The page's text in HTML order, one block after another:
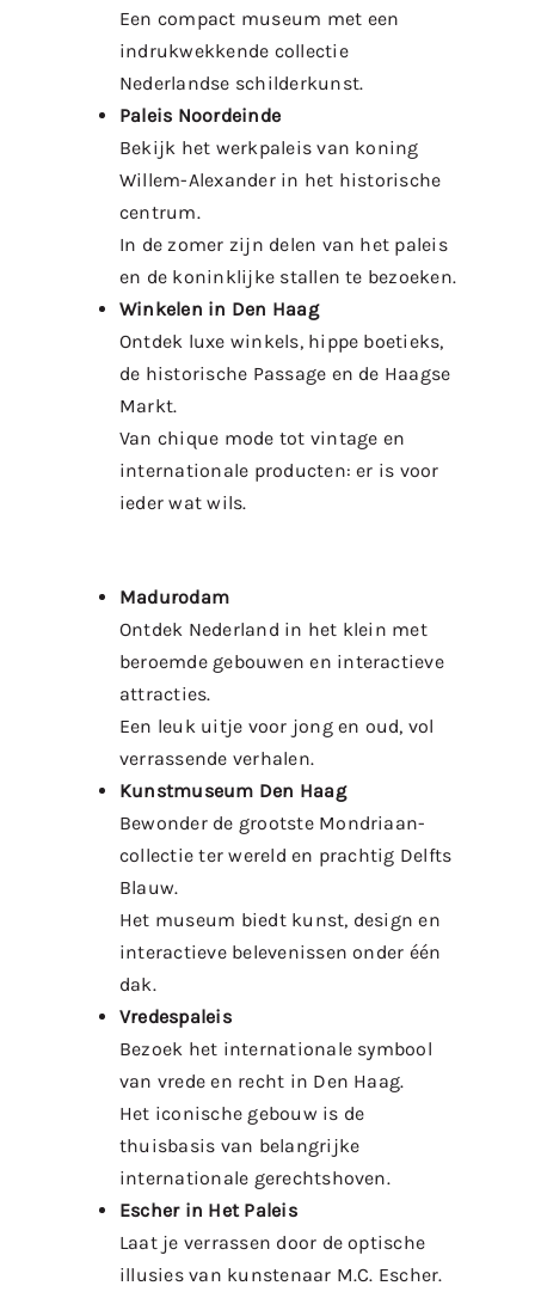
Een compact museum met een
indrukwekkende collectie
Nederlandse schilderkunst.
Paleis Noordeinde
Bekijk het werkpaleis van koning
Willem-Alexander in het historische
centrum.
In de zomer zijn delen van het paleis
en de koninklijke stallen te bezoeken.
Winkelen in Den Haag
Ontdek luxe winkels, hippe boetieks,
de historische Passage en de Haagse
Markt.
Van chique mode tot vintage en
internationale producten: er is voor
ieder wat wils.
Madurodam
Ontdek Nederland in het klein met
beroemde gebouwen en interactieve
attracties.
Een leuk uitje voor jong en oud, vol
verrassende verhalen.
Kunstmuseum Den Haag
Bewonder de grootste Mondriaan-
collectie ter wereld en prachtig Delfts
Blauw.
Het museum biedt kunst, design en
interactieve belevenissen onder één
dak.
Vredespaleis
Bezoek het internationale symbool
van vrede en recht in Den Haag.
Het iconische gebouw is de
thuisbasis van belangrijke
internationale gerechtshoven.
Escher in Het Paleis
Laat je verrassen door de optische
illusies van kunstenaar M.C. Escher.